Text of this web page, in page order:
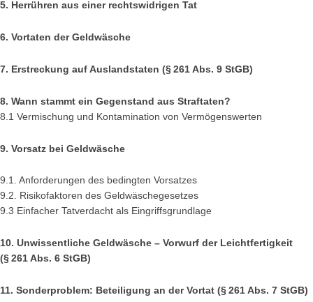
5. Herrühren aus einer rechtswidrigen Tat
6. Vortaten der Geldwäsche
7. Erstreckung auf Auslandstaten (§ 261 Abs. 9 StGB)
8. Wann stammt ein Gegenstand aus Straftaten?
8.1 Vermischung und Kontamination von Vermögenswerten
9. Vorsatz bei Geldwäsche
9.1. Anforderungen des bedingten Vorsatzes
9.2. Risikofaktoren des Geldwäschegesetzes
9.3 Einfacher Tatverdacht als Eingriffsgrundlage
10. Unwissentliche Geldwäsche – Vorwurf der Leichtfertigkeit
(§ 261 Abs. 6 StGB)
11. Sonderproblem: Beteiligung an der Vortat (§ 261 Abs. 7 StGB)